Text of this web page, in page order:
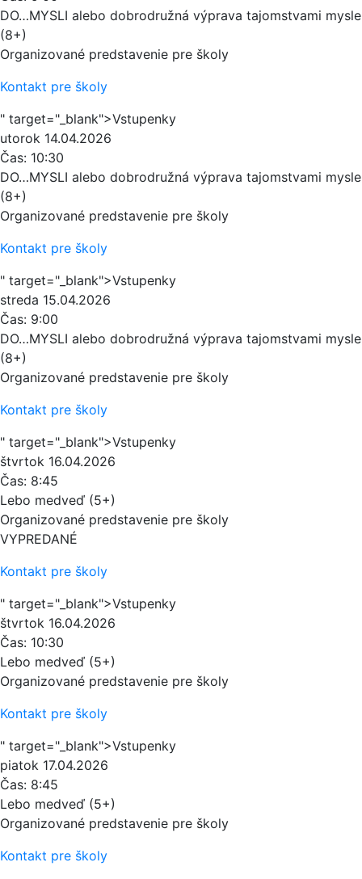
DO…MYSLI alebo dobrodružná výprava tajomstvami mysle
(8+)
Organizované predstavenie pre školy
Kontakt pre školy
" target="_blank">Vstupenky
utorok 14.04.2026
Čas: 10:30
DO…MYSLI alebo dobrodružná výprava tajomstvami mysle
(8+)
Organizované predstavenie pre školy
Kontakt pre školy
" target="_blank">Vstupenky
streda 15.04.2026
Čas: 9:00
DO…MYSLI alebo dobrodružná výprava tajomstvami mysle
(8+)
Organizované predstavenie pre školy
Kontakt pre školy
" target="_blank">Vstupenky
štvrtok 16.04.2026
Čas: 8:45
Lebo medveď (5+)
Organizované predstavenie pre školy
VYPREDANÉ
Kontakt pre školy
" target="_blank">Vstupenky
štvrtok 16.04.2026
Čas: 10:30
Lebo medveď (5+)
Organizované predstavenie pre školy
Kontakt pre školy
" target="_blank">Vstupenky
piatok 17.04.2026
Čas: 8:45
Lebo medveď (5+)
Organizované predstavenie pre školy
Kontakt pre školy